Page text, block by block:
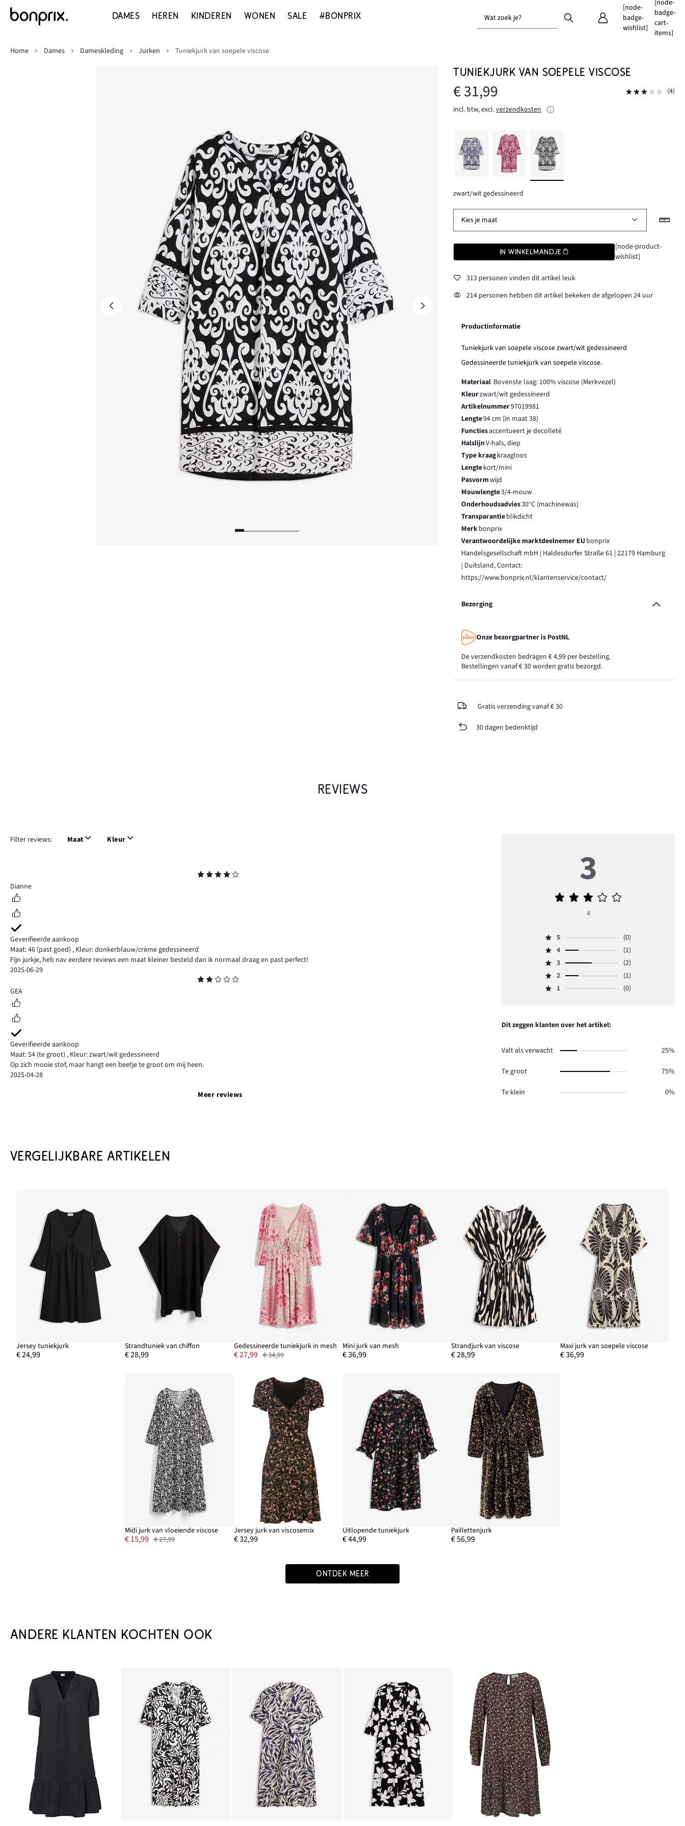
DAMES HEREN KINDEREN WONEN SALE #BONPRIX Wat zoek je?
[node-
badge-
wishlist]
[node-
badge-
cart-
items]
Home
Dames Dameskleding Jurken Tuniekjurk van soepele viscose
TUNIEKJURK VAN SOEPELE VISCOSE
€ 31,99
(4)
incl. btw, excl.verzendkosten
zwart/wit gedessineerd
Kies je maat
IN WINKELMANDJE
[node-product-
wishlist]
313 personen vinden dit artikel leuk
214 personen hebben dit artikel bekeken de afgelopen 24 uur
Productinformatie
Tuniekjurk van soepele viscose zwart/wit gedessineerd
Gedessineerde tuniekjurk van soepele viscose.
Materiaal Bovenste laag: 100% viscose (Merkvezel)
Kleurzwart/wit gedessineerd
Artikelnummer97019981
Lengte94 cm (in maat 38)
Functiesaccentueert je decolleté
HalslijnV-hals, diep
Type kraagkraagloos
Lengtekort/mini
Pasvormwijd
Mouwlengte3/4-mouw
Onderhoudsadvies30°C (machinewas)
Transparantieblikdicht
Merkbonprix
Verantwoordelijke marktdeelnemer EUbonprix
Handelsgesellschaft mbH | Haldesdorfer Straße 61 | 22179 Hamburg
| Duitsland, Contact:
https://www.bonprix.nl/klantenservice/contact/
Bezorging
Onze bezorgpartner is PostNL
De verzendkosten bedragen € 4,99 per bestelling.
Bestellingen vanaf € 30 worden gratis bezorgd.
Gratis verzending vanaf € 30
30 dagen bedenktijd
REVIEWS
Filter reviews: Maat Kleur
4
Dianne
Geverifieerde aankoop
Maat: 46 (past goed) , Kleur: donkerblauw/crème gedessineerd
Fijn jurkje, heb nav eerdere reviews een maat kleiner besteld dan ik normaal draag en past perfect!
2025-06-29
2
GEA
Geverifieerde aankoop
Maat: 54 (te groot) , Kleur: zwart/wit gedessineerd
Op zich mooie stof, maar hangt een beetje te groot om mij heen.
2025-04-28
Meer reviews
3
Gemiddelde
3
4
Beoordeling
5,
aantal
reviews
5
(0)
Beoordeling
4,
aantal
reviews
4
(1)
Beoordeling
3,
aantal
3
(2)
Beoordeling
2,
1.
2
(1)
Beoordeling
reviews
1 (0)
Dit zeggen klanten over het artikel:
Valt als verwacht 25%
Te groot 75%
Te klein 0%
VERGELIJKBARE ARTIKELEN
Jersey tuniekjurk
€ 24,99
Strandtuniek van chiffon
€ 28,99
Gedessineerde tuniekjurk in mesh
€ 27,99 € 34,99
Mini jurk van mesh
€ 36,99
Strandjurk van viscose
€ 28,99
Maxi jurk van soepele viscose
€ 36,99
Midi jurk van vloeiende viscose
€ 15,99 € 27,99
Jersey jurk van viscosemix
€ 32,99
Uitlopende tuniekjurk
€ 44,99
Paillettenjurk
€ 56,99
ONTDEK MEER
ANDERE KLANTEN KOCHTEN OOK